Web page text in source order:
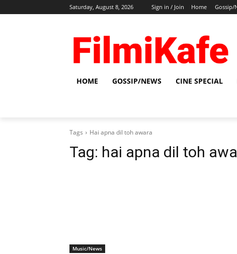
Saturday, August 8, 2026 Sign in / Join Home Gossip/
HOME GOSSIP/NEWS CINE SPECIAL
Tags Hai apna dil toh awara
Tag: hai apna dil toh
Music/News